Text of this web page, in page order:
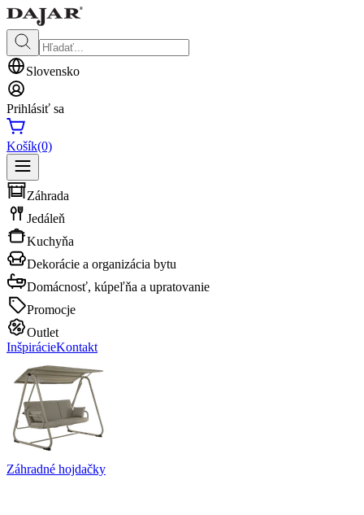
Slovensko
Prihlásiť sa
Košík(0)
Záhrada
Jedáleň
Kuchyňa
Dekorácie a organizácia bytu
Domácnosť, kúpeľňa a upratovanie
Promocje
Outlet
InšpirácieKontakt
Záhradné hojdačky